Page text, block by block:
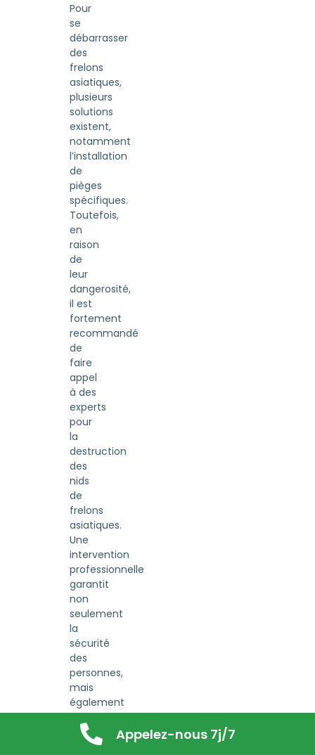
Appelez-nous 7j/7
Pour
se
débarrasser
des
frelons
asiatiques,
plusieurs
solutions
existent,
notamment
l’installation
de
pièges
spécifiques.
Toutefois,
en
raison
de
leur
dangerosité,
il est
fortement
recommandé
de
faire
appel
à des
experts
pour
la
destruction
des
nids
de
frelons
asiatiques.
Une
intervention
professionnelle
garantit
non
seulement
la
sécurité
des
personnes,
mais
également
l’efficacité
de la
lutte